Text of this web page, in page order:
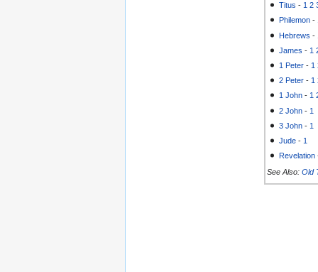
Titus - 1 2
Philemon -
Hebrews -
James - 1
1 Peter - 1
2 Peter - 1
1 John - 1
2 John - 1
3 John - 1
Jude - 1
Revelation
See Also: Old